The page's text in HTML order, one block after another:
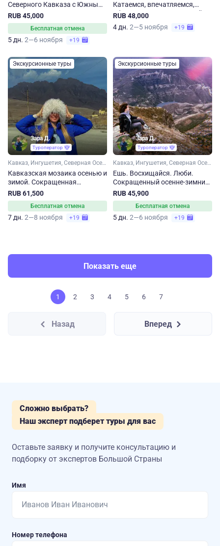
Северного Кавказа с Южным
горячим сердцем. Осенне-
зимний сокращенный тур
RUB 45,000
Бесплатная отмена
5 дн. 2—6 ноября +19
Катаемся, впечатляемся,
объедаемся! Сокращенный
RUB 48,000
4 дн. 2—5 ноября +19
Экскурсионные туры
Зара Д.
Туроператор
Кавказ, Ингушетия, Северная Осетия, Чечня, Дагестан, Кабардино-Балкария
Кавказская мозаика осенью и
зимой. Сокращенная
программа
RUB 61,500
Бесплатная отмена
7 дн. 2—8 ноября +19
Экскурсионные туры
Зара Д.
Туроператор
Кавказ, Ингушетия, Северная Осетия, Чечня, Дагестан
Ешь. Восхищайся. Люби.
Сокращенный осенне-зимний
тур по Кавказу
RUB 45,900
Бесплатная отмена
5 дн. 2—6 ноября +19
Показать еще
1 2 3 4 5 6 7
Назад Вперед
Сложно выбрать?
Наш эксперт подберет туры для вас
Оставьте заявку и получите консультацию и
подборку от экспертов Большой Страны
Имя
Номер телефона